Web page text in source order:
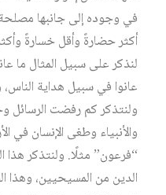
في وجوده إلى جانبها مصلحة
أكثر حضارةً وأقل خسارةً
لنذكر على سبيل المثال ما
عانوا في سبيل هداية
ولنتذكر كم رفضت
والأنبياء وطغى الإنسان
“فرعون” مثلًا. ولنتذكر
الدين من المسيحيين، وهذا